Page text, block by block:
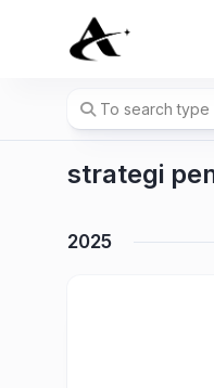
strategi
2025